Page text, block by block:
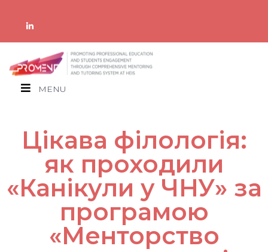
MENU
Цікава філологія:
як проходили
«Канікули у ЧНУ» за
програмою
«Менторство